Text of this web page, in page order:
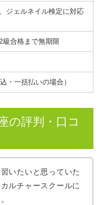
ジェルネイル検定に対応
級合格まで無期限
・一括払いの場合）
の評判・口コ
いたいと思っていた
ルチャースクールに